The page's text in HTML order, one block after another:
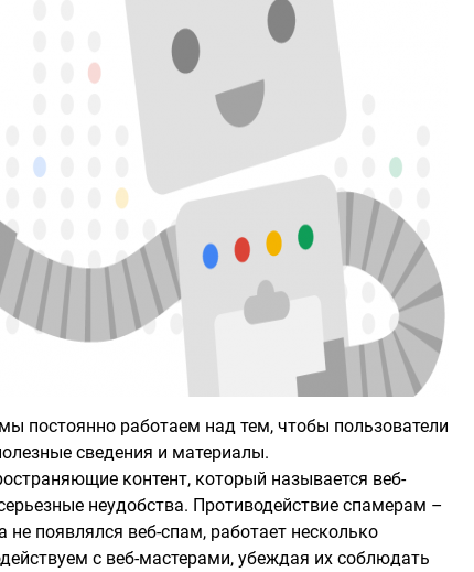
постоянно работаем над тем, чтобы пользователи
сведения и материалы.
контент, который называется веб-
неудобства. Противодействие спамерам –
появлялся веб-спам, работает несколько
с веб-мастерами, убеждая их соблюдать